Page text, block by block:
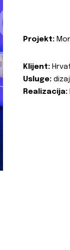
Projekt:
Klijent:
Usluge:
Realizacija: